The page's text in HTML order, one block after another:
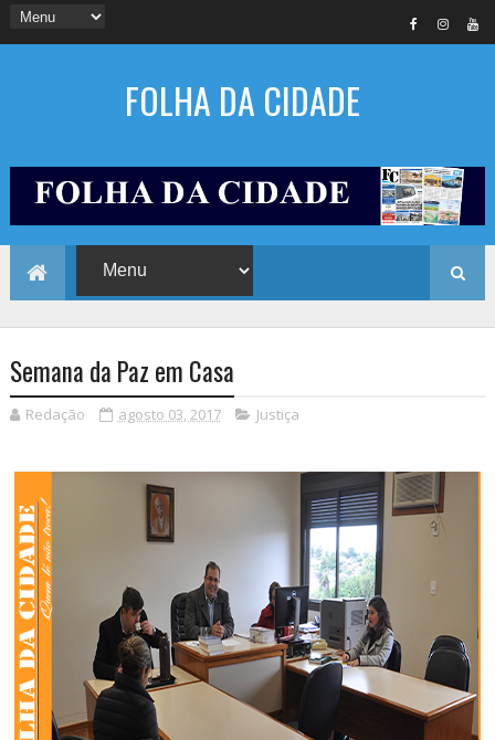
FOLHA DA CIDADE
Semana da Paz em Casa
Redação agosto 03, 2017 Justiça